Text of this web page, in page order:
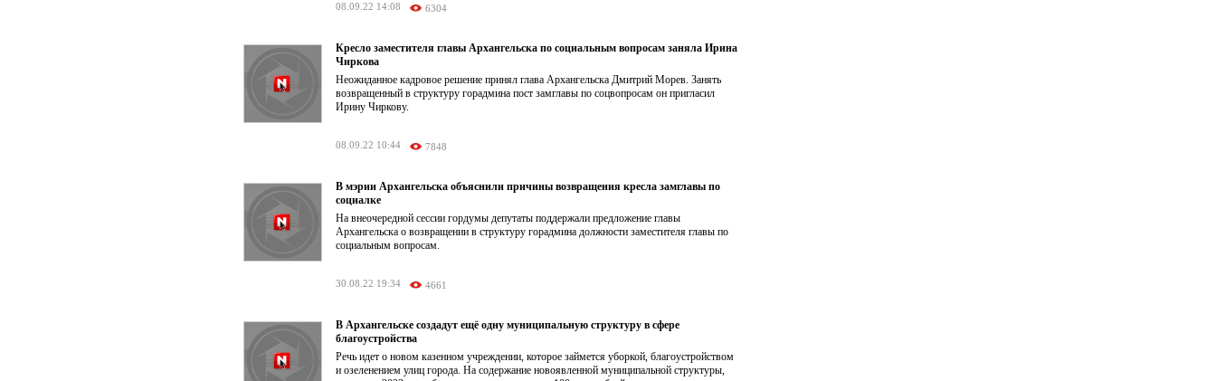
08.09.22 14:08 6304
Кресло заместителя главы Архангельска по социальным вопросам заняла Ирина
Чиркова
Неожиданное кадровое решение принял глава Архангельска Дмитрий Морев. Занять
возвращенный в структуру горадмина пост замглавы по соцвопросам он пригласил
Ирину Чиркову.
08.09.22 10:44 7848
В мэрии Архангельска объяснили причины возвращения кресла замглавы по
социалке
На внеочередной сессии гордумы депутаты поддержали предложение главы
Архангельска о возвращении в структуру горадмина должности заместителя главы по
социальным вопросам.
30.08.22 19:34 4661
В Архангельске создадут ещё одну муниципальную структуру в сфере
благоустройства
Речь идет о новом казенном учреждении, которое займется уборкой, благоустройством
и озеленением улиц города. На содержание новоявленной муниципальной структуры,